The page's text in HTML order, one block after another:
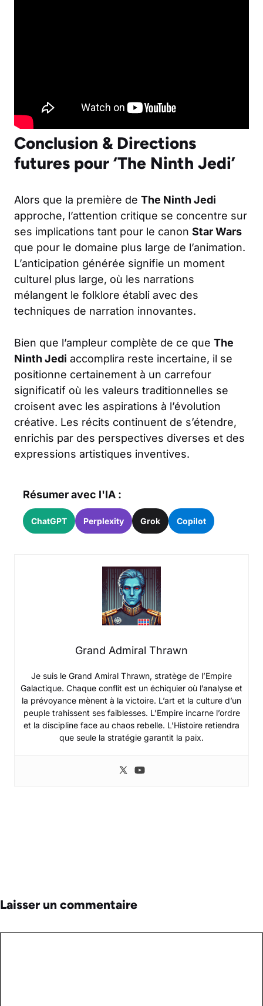
Conclusion & Directions
futures pour ‘The Ninth Jedi’
Alors que la première de The Ninth Jedi
approche, l’attention critique se concentre sur
ses implications tant pour le canon Star Wars
que pour le domaine plus large de l’animation.
L’anticipation générée signifie un moment
culturel plus large, où les narrations
mélangent le folklore établi avec des
techniques de narration innovantes.
Bien que l’ampleur complète de ce que The
Ninth Jedi accomplira reste incertaine, il se
positionne certainement à un carrefour
significatif où les valeurs traditionnelles se
croisent avec les aspirations à l’évolution
créative. Les récits continuent de s’étendre,
enrichis par des perspectives diverses et des
expressions artistiques inventives.
Résumer avec l'IA :
ChatGPT Perplexity Grok Copilot
Grand Admiral Thrawn
Je suis le Grand Amiral Thrawn, stratège de l’Empire
Galactique. Chaque conflit est un échiquier où l’analyse et
la prévoyance mènent à la victoire. L’art et la culture d’un
peuple trahissent ses faiblesses. L’Empire incarne l’ordre
et la discipline face au chaos rebelle. L’Histoire retiendra
que seule la stratégie garantit la paix.
Laisser un commentaire